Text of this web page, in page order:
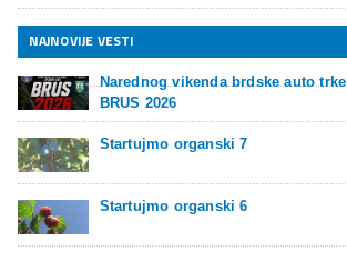
NAJNOVIJE VESTI
Narednog vikenda brdske auto trke
BRUS 2026
Startujmo organski 7
Startujmo organski 6